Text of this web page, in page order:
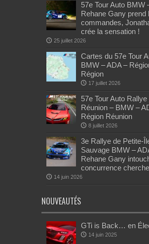
57e Tour Auto BMW
Rehane Gany prend
commandes,
crée la sensation !
25 juillet 2026
Cartes du 57e Tour
BMW – ADA –
Région
17 juillet 2026
57e Tour Auto Rallye
Réunion – BMW –
Région Réunion
8 juillet 2026
3e Rallye de Petite-
Sauvage BMW –
Rehane Gany
concurrence
14 juin 2026
NOUVEAUTÉS
GTi is Back… en
14 juin 2025